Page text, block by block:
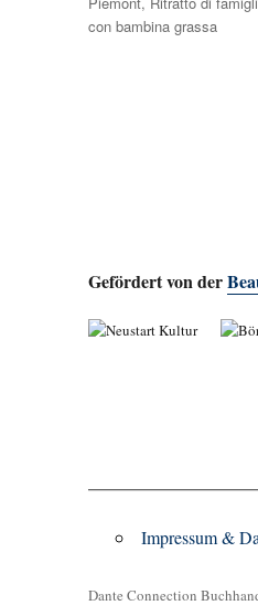
con bambina grassa
Gefördert von der
Impressum &
Dante Connection